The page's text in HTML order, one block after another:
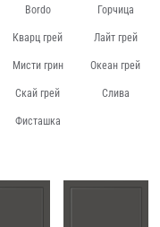
Bordo Горчица
Кварц грей Лайт грей
Мисти грин Океан грей
Скай грей Слива
Фисташка